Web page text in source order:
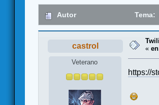
Autor Tema:
castrol
Veterano
«
https://